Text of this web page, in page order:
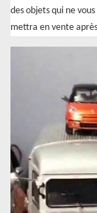
des objets qui ne
mettra en vente